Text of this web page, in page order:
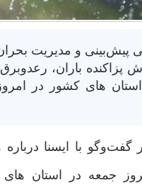
پیش‌بینی و مدیریت
پزاکنده باران،
های کشور در
گفت‌وگو با ایسنا
جمعه در استان های